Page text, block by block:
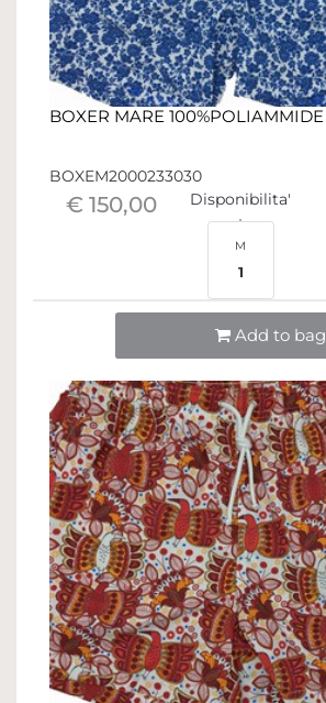
BOXER MARE 100%POLIAMMIDE
BOXEM2000233030
€ 150,00 Disponibilita'
M
1
Add to bag